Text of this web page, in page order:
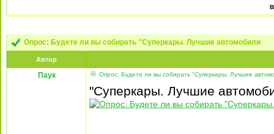
Опрос: Будете ли вы собирать "Суперкары. Лучшие автомобили
Автор
Паук Опрос: Будете ли вы собирать "Суперкары. Лучшие
"Суперкары. Лучшие